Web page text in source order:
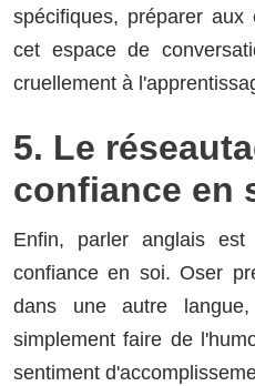
spécifiques, préparer
cet espace de
cruellement à
5. Le
confiance en
Enfin, parler anglais
confiance en soi. Oser
dans une autre
simplement faire de
sentiment